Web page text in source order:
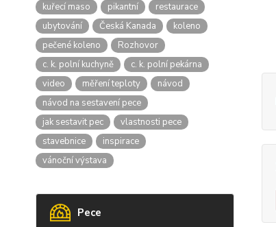
kuřecí maso
pikantní
restaurace
ubytování
Česká Kanada
koleno
pečené koleno
Rozhovor
c. k. polní kuchyně
c. k. polní pekárna
video
měření teploty
návod
návod na sestavení pece
jak sestavit pec
vlastnosti pece
stavebnice
inspirace
vánoční výstava
Pece